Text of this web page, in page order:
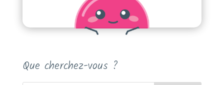
Que cherchez-vous ?